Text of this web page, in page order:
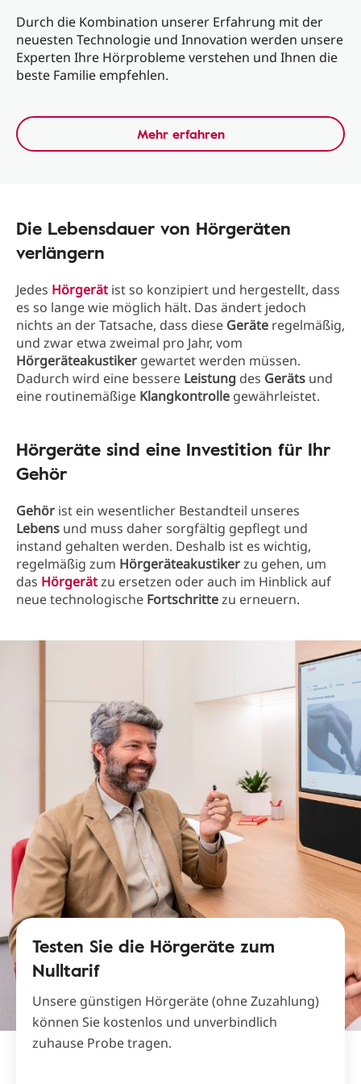
Durch die Kombination unserer Erfahrung mit der
neuesten Technologie und Innovation werden unsere
Experten Ihre Hörprobleme verstehen und Ihnen die
beste Familie empfehlen.
Mehr erfahren
Die Lebensdauer von Hörgeräten
verlängern
Jedes Hörgerät ist so konzipiert und hergestellt, dass
es so lange wie möglich hält. Das ändert jedoch
nichts an der Tatsache, dass diese Geräte regelmäßig,
und zwar etwa zweimal pro Jahr, vom
Hörgeräteakustiker gewartet werden müssen.
Dadurch wird eine bessere Leistung des Geräts und
eine routinemäßige Klangkontrolle gewährleistet.
Hörgeräte sind eine Investition für Ihr
Gehör
Gehör ist ein wesentlicher Bestandteil unseres
Lebens und muss daher sorgfältig gepflegt und
instand gehalten werden. Deshalb ist es wichtig,
regelmäßig zum Hörgeräteakustikerzu gehen, um
das Hörgerätzu ersetzen oder auch im Hinblick auf
neue technologische Fortschrittezu erneuern.
Testen Sie die Hörgeräte zum
Nulltarif
Unsere günstigen Hörgeräte (ohne Zuzahlung)
können Sie kostenlos und unverbindlich
zuhause Probe tragen.